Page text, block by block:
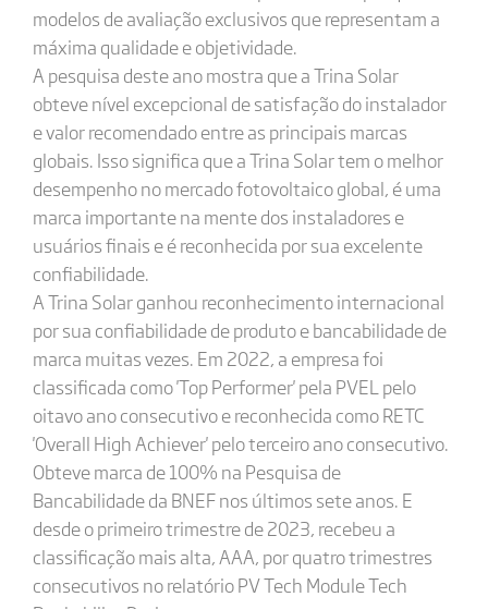
modelos de avaliação exclusivos que representam a
máxima qualidade e objetividade.
A pesquisa deste ano mostra que a Trina Solar
obteve nível excepcional de satisfação do instalador
e valor recomendado entre as principais marcas
globais. Isso significa que a Trina Solar tem o melhor
desempenho no mercado fotovoltaico global, é uma
marca importante na mente dos instaladores e
usuários finais e é reconhecida por sua excelente
confiabilidade.
A Trina Solar ganhou reconhecimento internacional
por sua confiabilidade de produto e bancabilidade de
marca muitas vezes. Em 2022, a empresa foi
classificada como 'Top Performer' pela PVEL pelo
oitavo ano consecutivo e reconhecida como RETC
'Overall High Achiever' pelo terceiro ano consecutivo.
Obteve marca de 100% na Pesquisa de
Bancabilidade da BNEF nos últimos sete anos. E
desde o primeiro trimestre de 2023, recebeu a
classificação mais alta, AAA, por quatro trimestres
consecutivos no relatório PV Tech Module Tech